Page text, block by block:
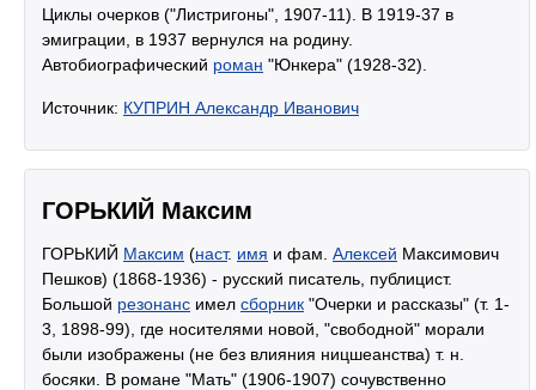
Циклы очерков ("Листригоны", 1907-11). В 1919-37 в
эмиграции, в 1937 вернулся на родину.
Автобиографический роман "Юнкера" (1928-32).
Источник: КУПРИН Александр Иванович
ГОРЬКИЙ Максим
ГОРЬКИЙ Максим (наст. имя и фам. Алексей Максимович
Пешков) (1868-1936) - русский писатель, публицист.
Большой резонанс имел сборник "Очерки и рассказы" (т. 1-
3, 1898-99), где носителями новой, "свободной" морали
были изображены (не без влияния ницшеанства) т. н.
босяки. В романе "Мать" (1906-1907) сочувственно